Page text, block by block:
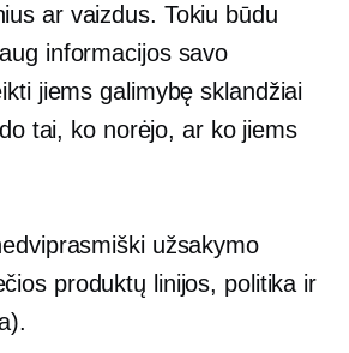
ar vaizdus. Tokiu būdu
informacijos savo
jiems galimybę sklandžiai
tai, ko norėjo, ar ko jiems
užsakymo
produktų linijos, politika ir